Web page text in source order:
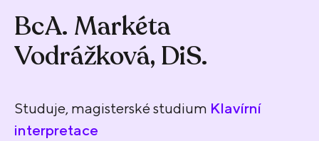
BcA. Markéta
Vodrážková, DiS.
Studuje, magisterské studium Klavírní
interpretace